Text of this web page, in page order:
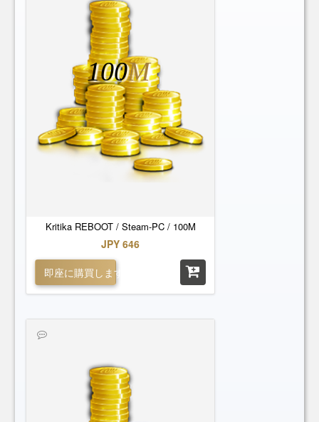
Kritika REBOOT / Steam-PC / 100M
100M
JPY 646
即座に購買します